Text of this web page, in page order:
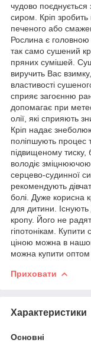
чудово
сиром. Кріп
печеного або
Рослина є головною
так само сушений
пряних сумішей.
виручить Вас
властивості
сприяє загоєнню
допомагає при
олії, які сприяють
Кріп надає
поліпшують процес
підвищеному тиску,
володіє
серцево-судинної
рекомендують
болі. Дуже корисна
для дитини.
кропу. Його не
гіпотонікам. Купити
ціною можна в
можна купити оптом
Приховати
Характеристики
Основні